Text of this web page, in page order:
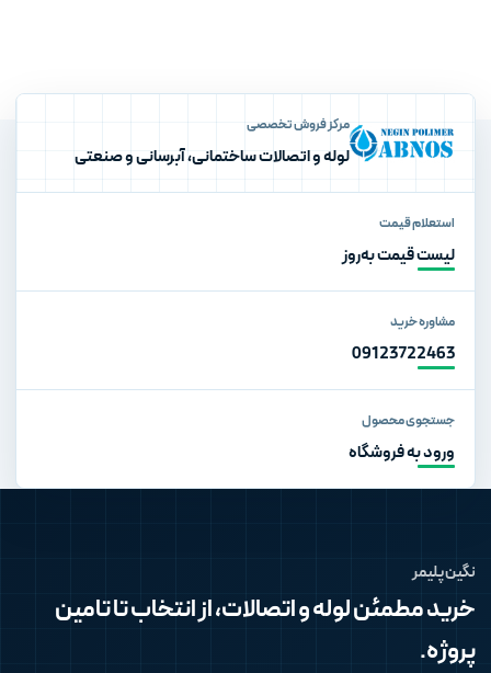
مرکز فروش تخصصی
لوله و اتصالات ساختمانی، آبرسانی و صنعتی
استعلام قیمت
لیست قیمت به‌روز
مشاوره خرید
09123722463
جستجوی محصول
ورود به فروشگاه
نگین پلیمر
خرید مطمئن لوله و اتصالات، از انتخاب تا تامین
پروژه.